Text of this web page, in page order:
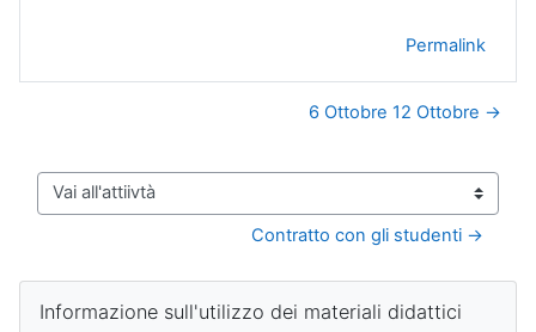
Permalink
6 Ottobre 12 Ottobre →
Vai all'attiivtà
Contratto con gli studenti →
Blocchi
Informazione sull'utilizzo dei materiali didattici